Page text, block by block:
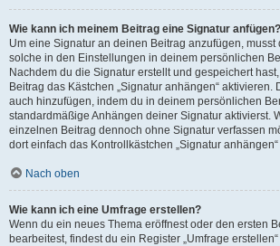
Wie kann ich meinem Beitrag eine Signatur anfügen?
Um eine Signatur an deinen Beitrag anzufügen, musst
solche in den Einstellungen in deinem persönlichen
Nachdem du die Signatur erstellt und gespeichert
Beitrag das Kästchen „Signatur anhängen“ aktivieren.
auch hinzufügen, indem du in deinem persönlichen
standardmäßige Anhängen deiner Signatur aktivierst.
einzelnen Beitrag dennoch ohne Signatur verfassen
dort einfach das Kontrollkästchen „Signatur
Nach oben
Wie kann ich eine Umfrage erstellen?
Wenn du ein neues Thema eröffnest oder den ersten
bearbeitest, findest du ein Register „Umfrage